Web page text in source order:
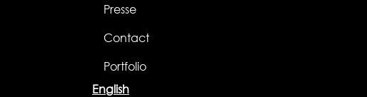
Presse
Contact
Portfolio
English